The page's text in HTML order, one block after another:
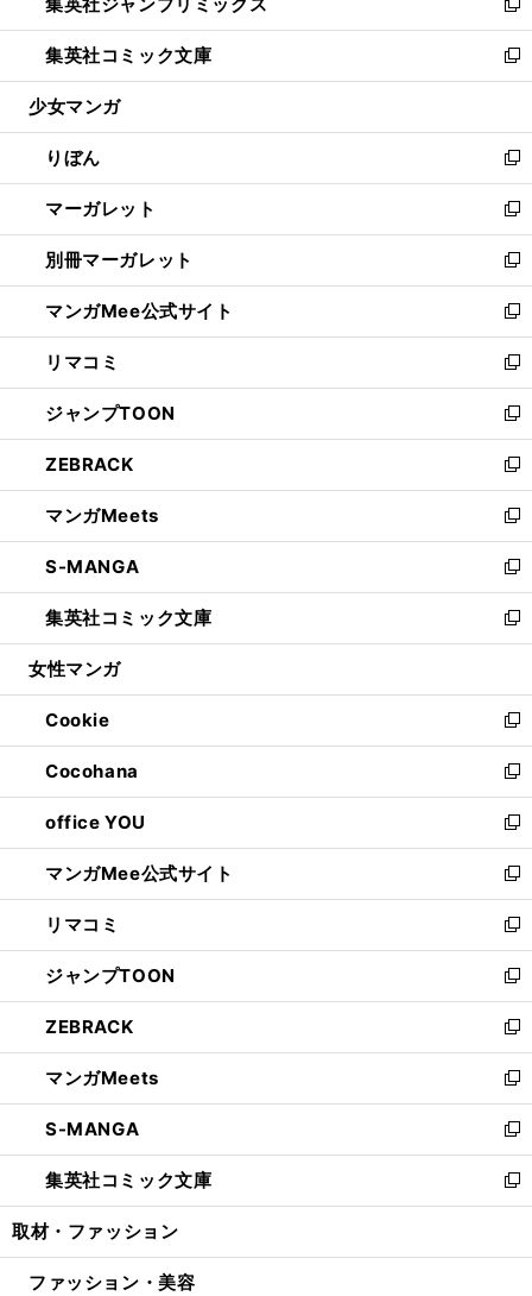
で
開
く
ド
ウ
で
開
ィ
ン
ド
ウ
開
く
い
ウ
ィ
ン
ウ
で
開
く
新
し
い
ウ
ン
ド
ウ
で
開
く
集英社コミック文庫
新
し
ウ
ィ
ン
ド
ウ
で
開
く
少女マンガ
りぼん
新
し
い
ウ
ィ
ン
ド
ウ
で
開
く
マーガレット
新
し
い
ウ
ィ
ン
ド
ウ
で
開
く
別冊マーガレット
新
し
い
ウ
ィ
ン
ド
ウ
で
開
く
マンガMee公式サイト
新
し
い
ウ
ィ
ン
ド
ウ
で
開
く
リマコミ
新
し
い
ウ
ィ
ン
ド
ウ
で
開
く
ジャンプTOON
新
し
い
ウ
ィ
ン
ド
ウ
で
開
ZEBRACK
新
し
い
ウ
ィ
ン
ド
ウ
開
く
マンガMeets
新
し
い
ウ
ィ
ン
ウ
で
開
く
S-MANGA
新
し
い
ウ
ン
ド
ウ
で
開
く
集英社コミック文庫
新
し
ウ
ィ
ン
ド
ウ
で
開
く
女性マンガ
Cookie
新
し
い
ウ
ィ
ン
ド
ウ
で
開
く
Cocohana
新
し
い
ウ
ィ
ン
ド
ウ
で
開
く
office YOU
新
し
い
ウ
ィ
ン
ド
ウ
で
開
く
マンガMee公式サイト
新
し
い
ウ
ィ
ン
ド
ウ
で
開
く
リマコミ
新
し
い
ウ
ィ
ン
ド
ウ
で
開
く
ジャンプTOON
新
し
い
ウ
ィ
ン
ド
ウ
で
開
ZEBRACK
新
し
い
ウ
ィ
ン
ド
ウ
開
マンガMeets
新
し
い
ウ
ィ
ン
ウ
S-MANGA
新
し
い
ウ
ン
集英社コミック文庫
新
し
ウ
取材・ファッション
ファッション・美容